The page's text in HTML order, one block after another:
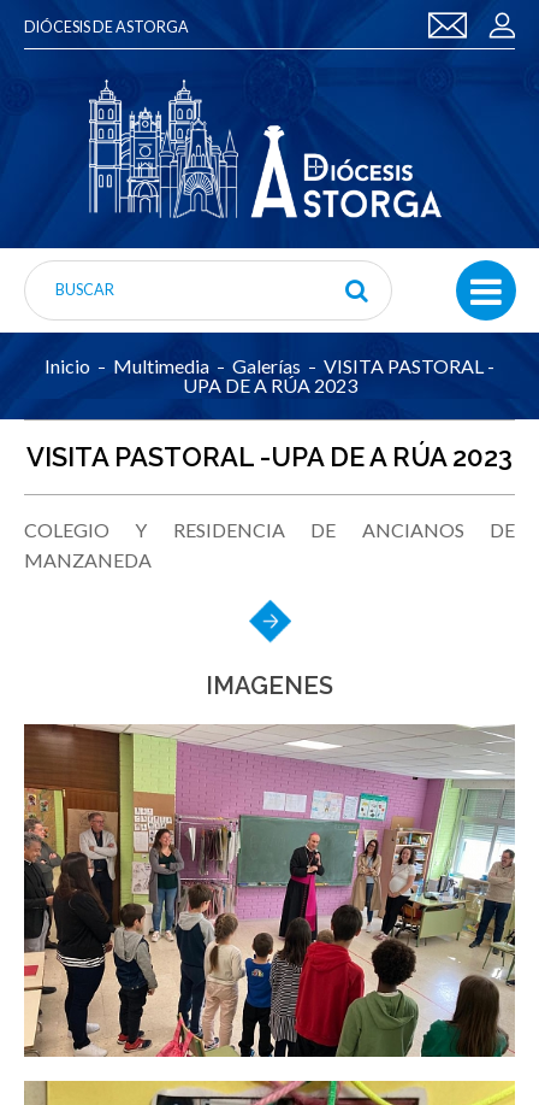
DIÓCESIS DE ASTORGA
Inicio Multimedia Galerías
VISITA PASTORAL -
UPA DE A RÚA 2023
VISITA PASTORAL -UPA DE A RÚA 2023
COLEGIO Y RESIDENCIA DE ANCIANOS DE
MANZANEDA
IMAGENES